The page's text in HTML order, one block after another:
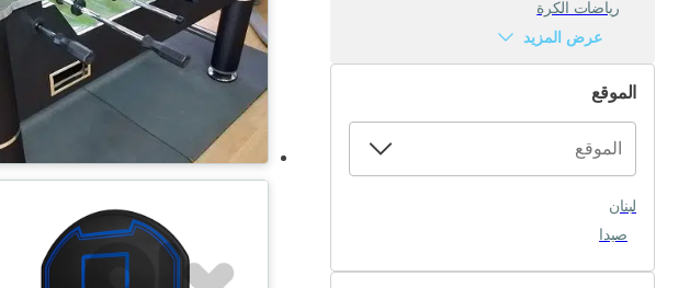
رياضات الكرة
عرض المزيد
الموقع
لبنان
صيدا